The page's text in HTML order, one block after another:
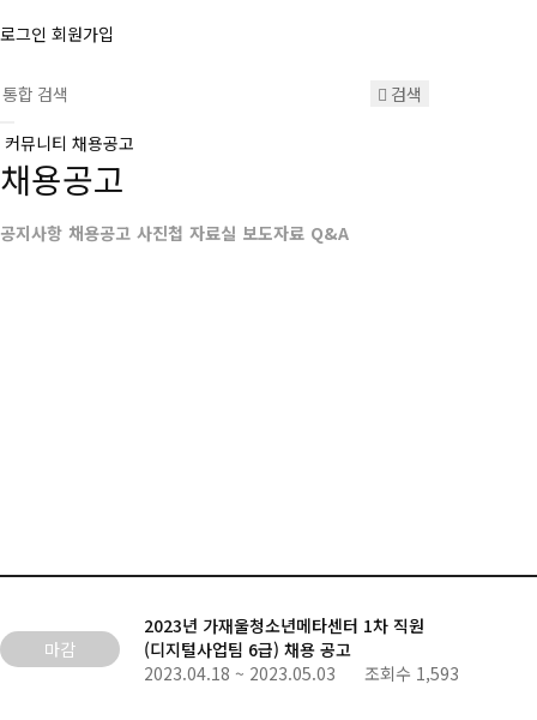
로그인 회원가입
검색
커뮤니티 채용공고
채용공고
공지사항 채용공고 사진첩 자료실 보도자료 Q&A
마감
2023년 가재울청소년메타센터 1차 직원
(디지털사업팀 6급) 채용 공고
2023.04.18 ~ 2023.05.03 조회수 1,593